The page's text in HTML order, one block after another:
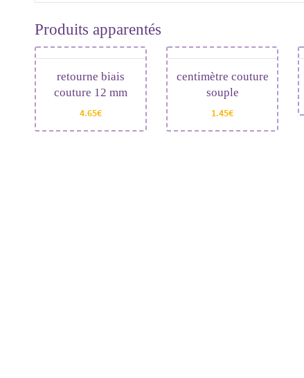
Produits apparentés
retourne biais
couture 12 mm
4.65€
centimètre couture
souple
1.45€